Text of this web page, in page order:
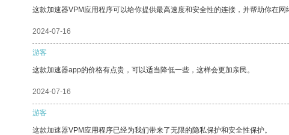
这款加速器VPM应用程序可以给你提供最高速度和安全性的连接，并帮助你在网
2024-07-16
游客
这款加速器app的价格有点贵，可以适当降低一些，这样会更加亲民。
2024-07-16
游客
这款加速器VPM应用程序已经为我们带来了无限的隐私保护和安全性保护。